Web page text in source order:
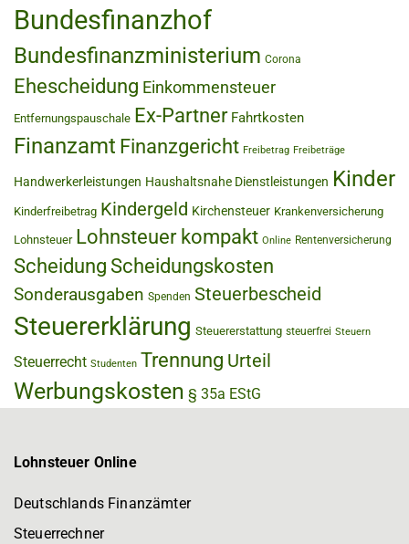
Bundesfinanzhof
Bundesfinanzministerium Corona
Ehescheidung Einkommensteuer
Entfernungspauschale Ex-Partner Fahrtkosten
Finanzamt Finanzgericht Freibetrag Freibeträge
Handwerkerleistungen Haushaltsnahe Dienstleistungen Kinder
Kinderfreibetrag Kindergeld Kirchensteuer Krankenversicherung
Lohnsteuer Lohnsteuer kompakt Online Rentenversicherung
Scheidung Scheidungskosten
Sonderausgaben Spenden Steuerbescheid
Steuererklärung Steuererstattung steuerfrei Steuern
Steuerrecht Studenten Trennung Urteil
Werbungskosten § 35a EStG
Lohnsteuer Online
Deutschlands Finanzämter
Steuerrechner